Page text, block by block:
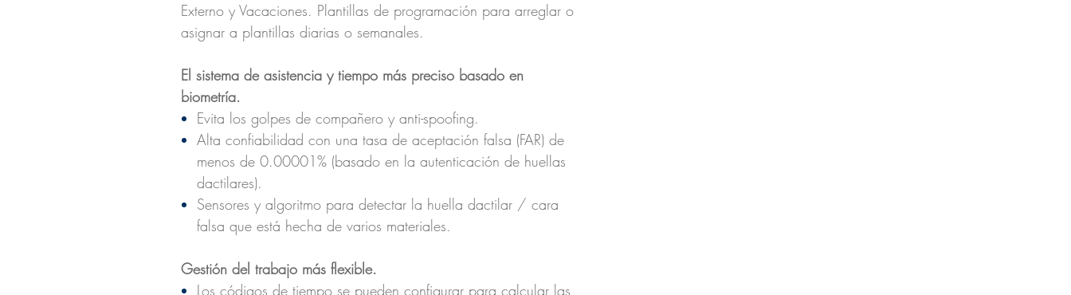
Externo y Vacaciones. Plantillas de programación para arreglar o
asignar a plantillas diarias o semanales.
El sistema de asistencia y tiempo más preciso basado en
biometría.
Evita los golpes de compañero y anti-spoofing.
Alta confiabilidad con una tasa de aceptación falsa (FAR) de
menos de 0.00001% (basado en la autenticación de huellas
dactilares).
Sensores y algoritmo para detectar la huella dactilar / cara
falsa que está hecha de varios materiales.
Gestión del trabajo más flexible.
Los códigos de tiempo se pueden configurar para calcular las